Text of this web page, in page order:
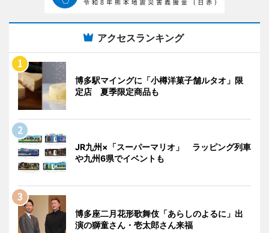
アクセスランキング
博多駅マイングに「小樽洋菓子舗ルタオ」限
定店 夏季限定商品も
JR九州×「スーパーマリオ」 ラッピング列車
や九州6県でイベントも
博多座二月花形歌舞伎「あらしのよるに」出
演の獅童さん・壱太郎さん来福